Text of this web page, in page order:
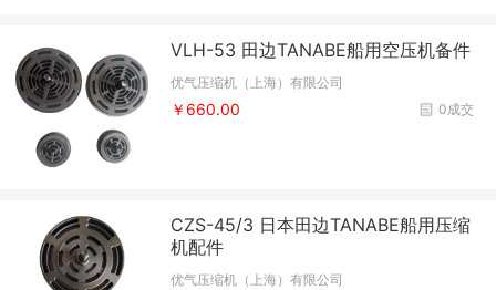
VLH-53 田边TANABE船用空压机备件
优气压缩机（上海）有限公司
0成交
￥660.00
CZS-45/3 日本田边TANABE船用压缩
机配件
优气压缩机（上海）有限公司